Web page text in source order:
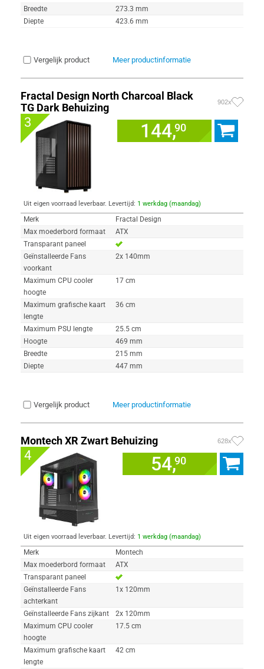
Breedte
273.3 mm
Diepte
423.6 mm
Vergelijk product Meer productinformatie
Fractal Design North Charcoal Black
TG Dark Behuizing
902x
3 144,90
Uit eigen voorraad leverbaar. Levertijd: 1 werkdag (maandag)
Merk
Fractal Design
Max moederbord formaat
ATX
Transparant paneel
Geïnstalleerde Fans
voorkant
2x 140mm
Maximum CPU cooler
hoogte
17 cm
Maximum grafische kaart
lengte
36 cm
Maximum PSU lengte
25.5 cm
Hoogte
469 mm
Breedte
215 mm
Diepte
447 mm
Vergelijk product Meer productinformatie
Montech XR Zwart Behuizing 628x
4 54,90
Uit eigen voorraad leverbaar. Levertijd: 1 werkdag (maandag)
Merk
Montech
Max moederbord formaat
ATX
Transparant paneel
Geïnstalleerde Fans
achterkant
1x 120mm
Geïnstalleerde Fans zijkant
2x 120mm
Maximum CPU cooler
hoogte
17.5 cm
Maximum grafische kaart
lengte
42 cm